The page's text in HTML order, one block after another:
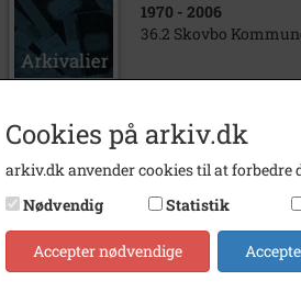
1970 - 2006
36.2 Skovbo
1970- 2006
Cookies på arkiv.dk
arkiv.dk anvender cookies til at
Nødvendig
Statistik
Accepter nødvendige